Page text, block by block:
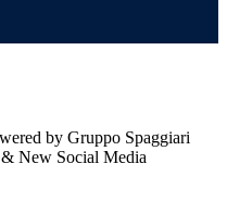
by Gruppo Spaggiari
New Social Media